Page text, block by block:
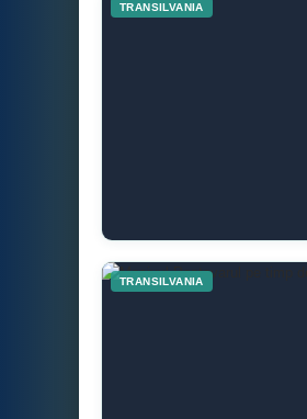
TRANSILVANIA
TRANSILVANIA